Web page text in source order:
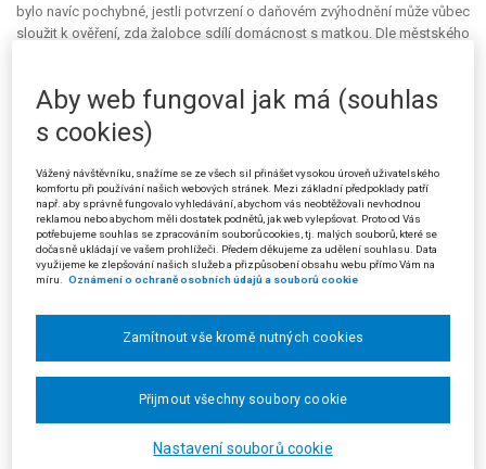
bylo navíc pochybné, jestli potvrzení o daňovém zvýhodnění může vůbec
sloužit k ověření, zda žalobce sdílí domácnost s matkou. Dle městského
daňového zvýhodnění na vyživované dítě bylo podle městského soudu
zajistit, aby si zvýhodnění uplatnil vždy jen jeden z rodičů.
Nesouhlasil, že uplatnění daňového zvýhodnění na dítě není rozhodnou
skutečností pro posouzení nároku na příspěvek na bydlení. Odkázal
přitom na § 4 odst. 3 větu čtvrtou zákona o životním a existenčním
minimu, podle níž se rodič a nezaopatřené dítě posuzují společně vždy,
pokud rodič pro účely zvláštního právního předpisu (s odkazem na §
35c zákona o daních z příjmů) prohlašuje, že spolu trvale žijí a společně
Podle stěžovatele byl závěr soudu, že daňové zvýhodnění nemůže
spojení s dalšími podklady. Pokud jeden z rodičů daňové zvýhodnění
okruh společně posuzovaných osob. Z předložených dokumentů nebylo
Aby web fungoval jak má (souhlas
s cookies)
Vážený návštěvníku, snažíme se ze všech sil přinášet vysokou úroveň uživatelského
komfortu při používání našich webových stránek. Mezi základní předpoklady patří
např. aby správně fungovalo vyhledávání, abychom vás neobtěžovali nevhodnou
reklamou nebo abychom měli dostatek podnětů, jak web vylepšovat. Proto od Vás
potřebujeme souhlas se zpracováním souborů cookies, tj. malých souborů, které se
dočasně ukládají ve vašem prohlížeči. Předem děkujeme za udělení souhlasu. Data
využijeme ke zlepšování našich služeb a přizpůsobení obsahu webu přímo Vám na
míru.
Oznámení o ochraně osobních údajů a souborů cookie
Nastavení souborů cookie
Zamítnout vše kromě nutných cookies
Přijmout všechny soubory cookie